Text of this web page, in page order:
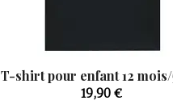
produit
T-shirt pour enfant 12 mois/
19,90€